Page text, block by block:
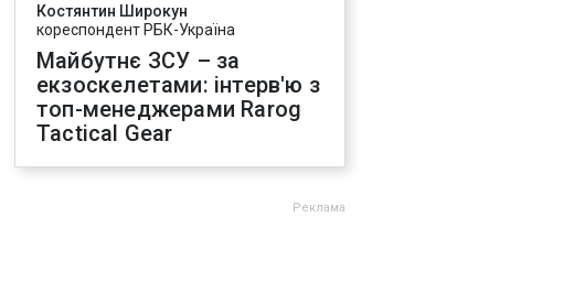
Костянтин Широкун
кореспондент РБК-Україна
Майбутнє ЗСУ – за
екзоскелетами: інтерв'ю з
топ-менеджерами Rarog
Tactical Gear